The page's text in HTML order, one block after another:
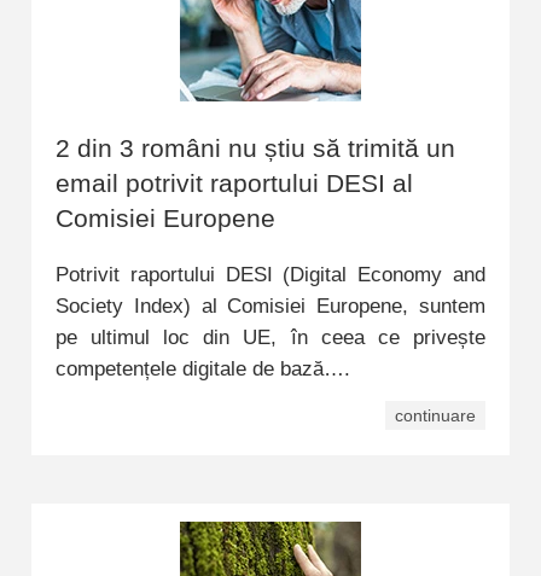
2 din 3 români nu știu să trimită un
email potrivit raportului DESI al
Comisiei Europene
Potrivit raportului DESI (Digital Economy and
Society Index) al Comisiei Europene, suntem
pe ultimul loc din UE, în ceea ce privește
competențele digitale de bază….
continuare